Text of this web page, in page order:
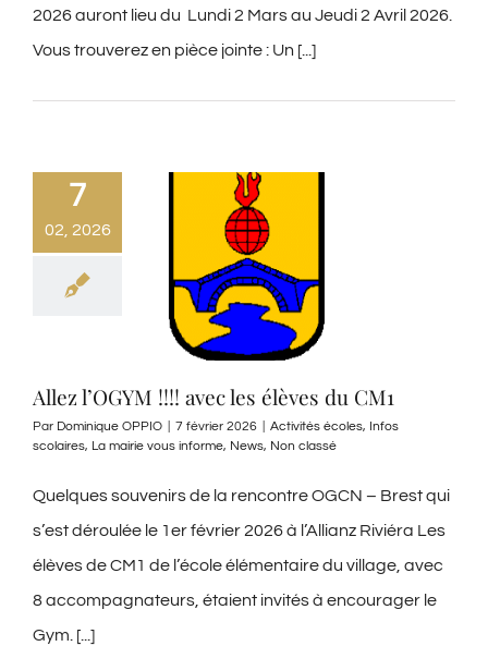
2026 auront lieu du Lundi 2 Mars au Jeudi 2 Avril 2026.
Vous trouverez en pièce jointe : Un [...]
7
02, 2026
Allez l’OGYM !!!! avec les élèves du CM1
Par Dominique OPPIO 7 février 2026 Activités écoles, Infos
scolaires, La mairie vous informe, News, Non classé
Quelques souvenirs de la rencontre OGCN – Brest qui
s’est déroulée le 1er février 2026 à l’Allianz Riviéra Les
élèves de CM1 de l’école élémentaire du village, avec
8 accompagnateurs, étaient invités à encourager le
Gym. [...]